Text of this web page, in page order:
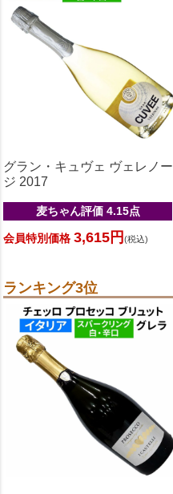
グラン・キュヴェ ヴェレノー
ジ 2017
麦ちゃん評価 4.15点
会員特別価格 3,615円 (税込)
ランキング3位